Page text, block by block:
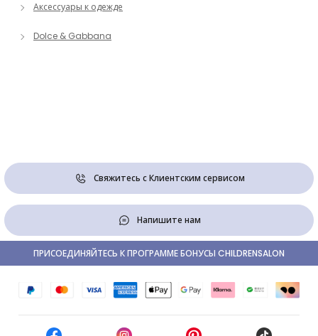
Аксессуары к одежде
Dolce & Gabbana
Свяжитесь с Клиентским сервисом
Напишите нам
ПРИСОЕДИНЯЙТЕСЬ К ПРОГРАММЕ БОНУСЫ CHILDRENSALON